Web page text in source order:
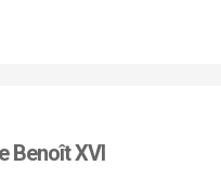
Benoît XVI